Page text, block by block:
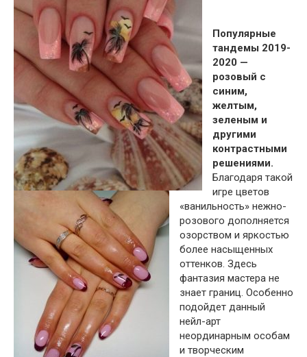
Популярные
тандемы 2019-
2020 —
розовый с
синим,
желтым,
зеленым и
другими
контрастными
решениями.
Благодаря такой
игре цветов
«ванильность» нежно-
розового дополняется
озорством и яркостью
более насыщенных
оттенков. Здесь
фантазия мастера не
знает границ. Особенно
подойдет данный
нейл-арт
неординарным особам
и творческим